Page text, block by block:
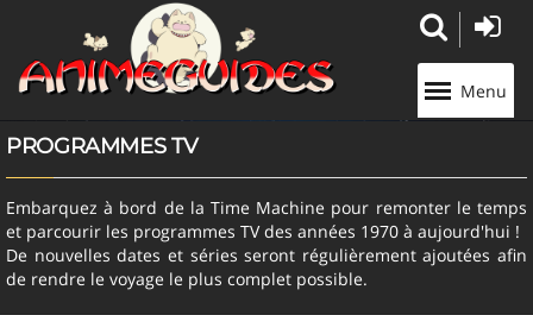
Menu
PROGRAMMES TV
Embarquez à bord de la Time Machine pour remonter le temps
et parcourir les programmes TV des années 1970 à aujourd'hui !
De nouvelles dates et séries seront régulièrement ajoutées afin
de rendre le voyage le plus complet possible.
Panneau de gestion des cookies